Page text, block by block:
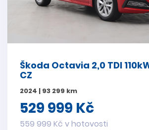
Škoda Octavia 2,0 TDI
CZ
2024 | 93 299 km
529 999 Kč
559 999 Kč v hotovosti